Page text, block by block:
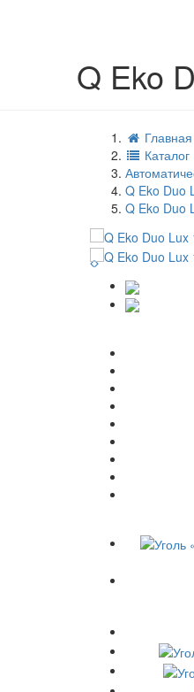
Q Eko
Главная
Каталог
Q Eko Duo
Q Eko Duo